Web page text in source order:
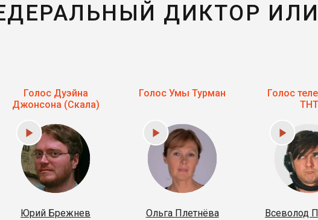
ДИКТОР
Голос Дуэйна
Джонсона (Скала)
Юрий Брежнев
Голос Умы Турман
Ольга Плетнёва
Голос
ТНТ
Всеволод